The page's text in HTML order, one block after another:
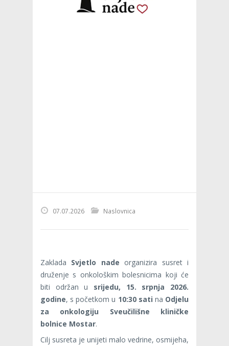
07.07.2026 Naslovnica
Zaklada Svjetlo nade organizira susret i
druženje s onkološkim bolesnicima koji će
biti održan u srijedu, 15. srpnja 2026.
godine, s početkom u 10:30 sati na Odjelu
za onkologiju Sveučilišne kliničke
bolnice Mostar.
Cilj susreta je unijeti malo vedrine, osmijeha,